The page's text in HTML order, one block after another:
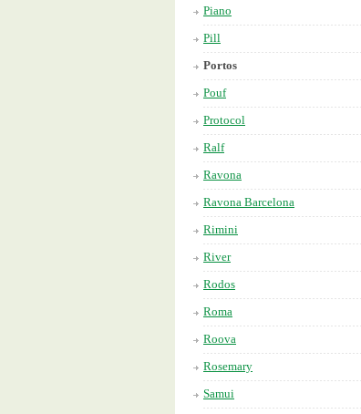
Piano
Pill
Portos
Pouf
Protocol
Ralf
Ravona
Ravona Barcelona
Rimini
River
Rodos
Roma
Roova
Rosemary
Samui